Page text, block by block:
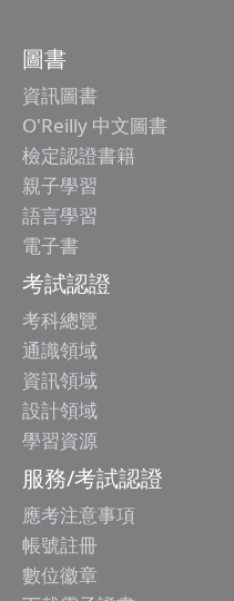
圖書
資訊圖書
O'Reilly 中文圖書
檢定認證書籍
親子學習
語言學習
電子書
考試認證
考科總覽
通識領域
資訊領域
設計領域
學習資源
服務/考試認證
應考注意事項
帳號註冊
數位徽章